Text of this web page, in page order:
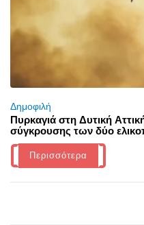
Δημοφιλή
Πυρκαγιά στη Δυτική
σύγκρουσης των δύο
Περισσότερα